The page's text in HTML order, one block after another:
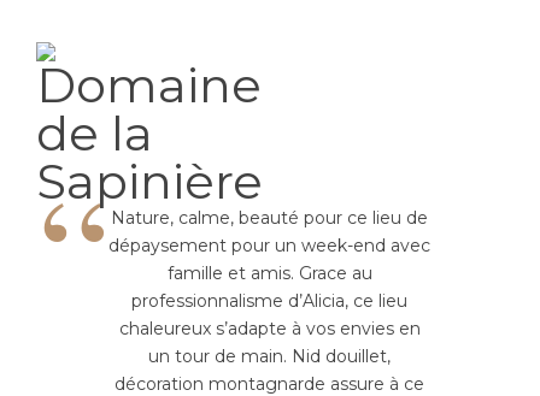
“ Nature, calme, beauté pour ce lieu de
dépaysement pour un week-end avec
famille et amis. Grace au
professionnalisme d’Alicia, ce lieu
chaleureux s’adapte à vos envies en
un tour de main. Nid douillet,
décoration montagnarde assure à ce